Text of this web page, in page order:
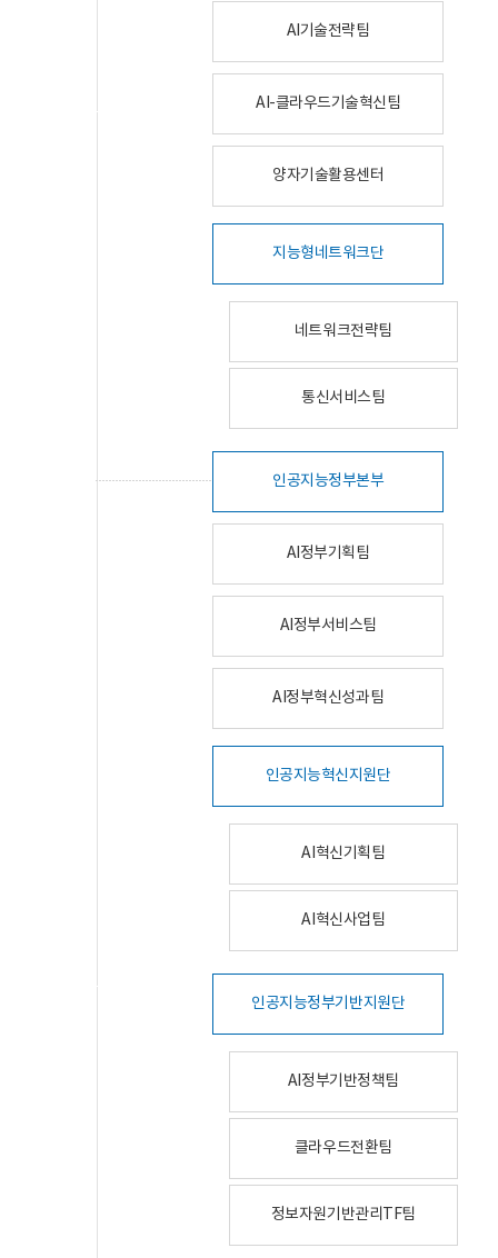
AI기술전략팀
AI-클라우드기술혁신팀
양자기술활용센터
지능형네트워크단
네트워크전략팀
통신서비스팀
인공지능정부본부
AI정부기획팀
AI정부서비스팀
AI정부혁신성과팀
인공지능혁신지원단
AI혁신기획팀
AI혁신사업팀
인공지능정부기반지원단
AI정부기반정책팀
클라우드전환팀
정보자원기반관리TF팀